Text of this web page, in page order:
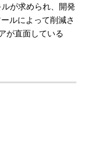
が求められ、開発
ルによって削減さ
が直面している